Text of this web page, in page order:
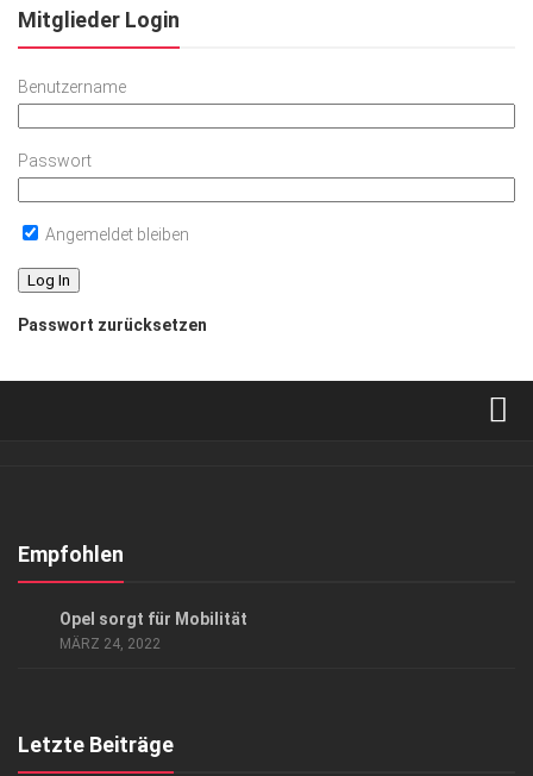
Mitglieder Login
Benutzername
Passwort
Angemeldet bleiben
Passwort zurücksetzen
Kontakt, Impressum
Empfohlen
Opel sorgt für Mobilität
MÄRZ 24, 2022
Letzte Beiträge